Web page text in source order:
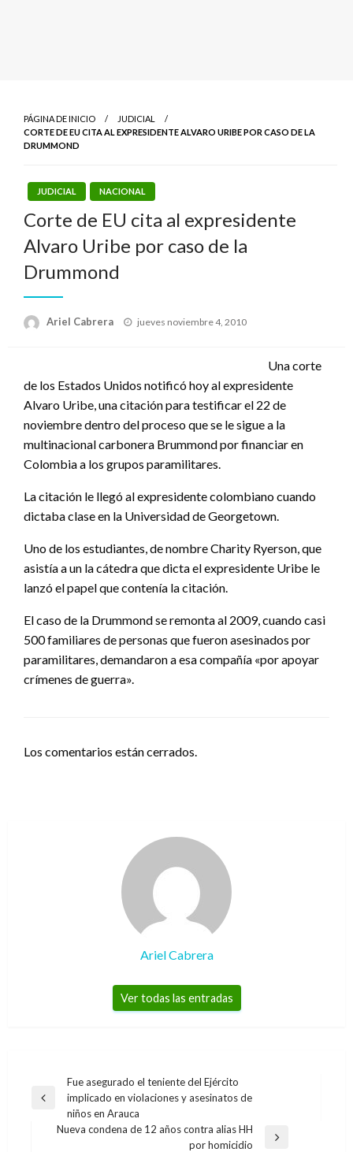
PÁGINA DE INICIO
JUDICIAL
CORTE DE EU CITA AL EXPRESIDENTE ALVARO URIBE POR CASO DE LA
DRUMMOND
JUDICIAL NACIONAL
Corte de EU cita al expresidente
Alvaro Uribe por caso de la
Drummond
Ariel Cabrera
Publicado
jueves noviembre 4, 2010
Una corte
de los Estados Unidos notificó hoy al expresidente
Alvaro Uribe, una citación para testificar el 22 de
noviembre dentro del proceso que se le sigue a la
multinacional carbonera Brummond por financiar en
Colombia a los grupos paramilitares.
La citación le llegó al expresidente colombiano cuando
dictaba clase en la Universidad de Georgetown.
Uno de los estudiantes, de nombre Charity Ryerson, que
asistía a un la cátedra que dicta el expresidente Uribe le
lanzó el papel que contenía la citación.
El caso de la Drummond se remonta al 2009, cuando casi
500 familiares de personas que fueron asesinados por
paramilitares, demandaron a esa compañía «por apoyar
crímenes de guerra».
Los comentarios están cerrados.
Ariel Cabrera
Ver todas las entradas
Navegación
de
entradas
Entrada
anterior
Fue asegurado el teniente del Ejército
implicado en violaciones y asesinatos de
niños en Arauca
Nueva condena de 12 años contra alias HH
por homicidio